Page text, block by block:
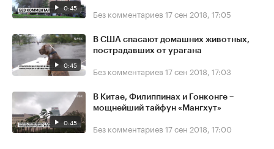
0:45 Без комментариев 17 сен 2018, 17:05
0:45
В США спасают домашних животных,
пострадавших от урагана
Без комментариев 17 сен 2018, 17:03
0:45
В Китае, Филиппинах и Гонконге –
мощнейший тайфун «Мангхут»
Без комментариев 17 сен 2018, 17:00